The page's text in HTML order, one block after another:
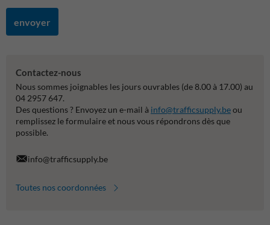
envoyer
Contactez-nous
Nous sommes joignables les jours ouvrables (de 8.00 à 17.00) au
04 2957 647.
Des questions ? Envoyez un e-mail à info@trafficsupply.beou
remplissez le formulaire et nous vous répondrons dès que
possible.
info@trafficsupply.be
Toutes nos coordonnées